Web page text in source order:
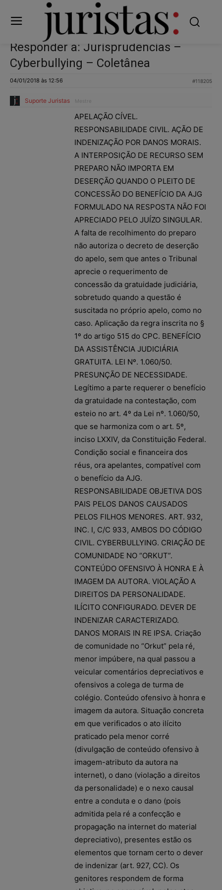
Responder a: Jurisprudências –
Cyberbullying – Coletânea
04/01/2018 às 12:56 #118205
Suporte Juristas Mestre
APELAÇÃO CÍVEL.
RESPONSABILIDADE CIVIL. AÇÃO DE
INDENIZAÇÃO POR DANOS MORAIS.
A INTERPOSIÇÃO DE RECURSO SEM
PREPARO NÃO IMPORTA EM
DESERÇÃO QUANDO O PLEITO DE
CONCESSÃO DO BENEFÍCIO DA AJG
FORMULADO NA RESPOSTA NÃO FOI
APRECIADO PELO JUÍZO SINGULAR.
A falta de recolhimento do preparo
não autoriza o decreto de deserção
do apelo, sem que antes o Tribunal
aprecie o requerimento de
concessão da gratuidade judiciária,
sobretudo quando a questão é
suscitada no próprio apelo, como no
caso. Aplicação da regra inscrita no §
1º do artigo 515 do CPC. BENEFÍCIO
DA ASSISTÊNCIA JUDICIÁRIA
GRATUITA. LEI Nº. 1.060/50.
PRESUNÇÃO DE NECESSIDADE.
Legítimo a parte requerer o benefício
da gratuidade na contestação, com
esteio no art. 4º da Lei nº. 1.060/50,
que se harmoniza com o art. 5º,
inciso LXXIV, da Constituição Federal.
Condição social e financeira dos
réus, ora apelantes, compatível com
o benefício da AJG.
RESPONSABILIDADE OBJETIVA DOS
PAIS PELOS DANOS CAUSADOS
PELOS FILHOS MENORES. ART. 932,
INC. I, C/C 933, AMBOS DO CÓDIGO
CIVIL. CYBERBULLYING. CRIAÇÃO DE
COMUNIDADE NO “ORKUT”.
CONTEÚDO OFENSIVO À HONRA E À
IMAGEM DA AUTORA. VIOLAÇÃO A
DIREITOS DA PERSONALIDADE.
ILÍCITO CONFIGURADO. DEVER DE
INDENIZAR CARACTERIZADO.
DANOS MORAIS IN RE IPSA. Criação
de comunidade no “Orkut” pela ré,
menor impúbere, na qual passou a
veicular comentários depreciativos e
ofensivos a colega de turma de
colégio. Conteúdo ofensivo à honra e
imagem da autora. Situação concreta
em que verificados o ato ilícito
praticado pela menor corré
(divulgação de conteúdo ofensivo à
imagem-atributo da autora na
internet), o dano (violação a direitos
da personalidade) e o nexo causal
entre a conduta e o dano (pois
admitida pela ré a confecção e
propagação na internet do material
depreciativo), presentes estão os
elementos que tornam certo o dever
de indenizar (art. 927, CC). Os
genitores respondem de forma